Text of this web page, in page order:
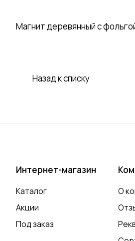
Магнит деревянный с
Назад к списку
Интернет-магазин
Каталог
Акции
Под заказ
О